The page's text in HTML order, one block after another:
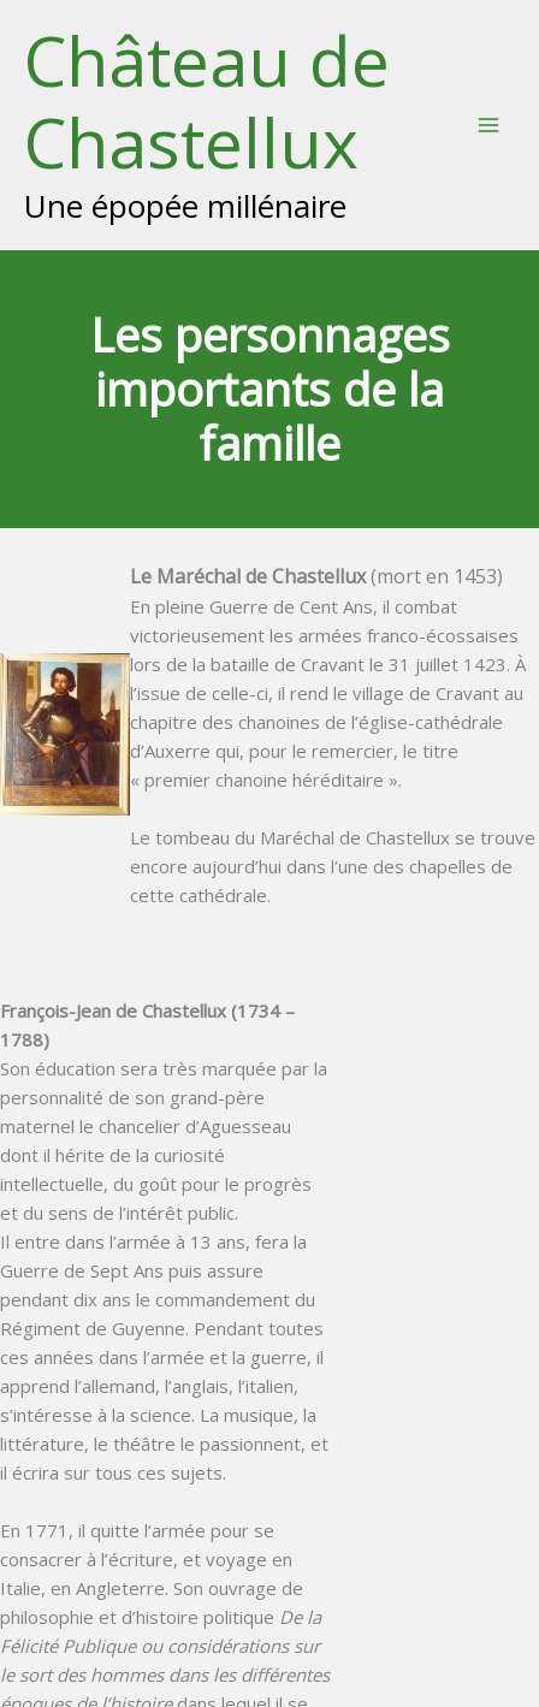
contenu
Château de
Chastellux
Une épopée millénaire
Les personnages
importants de la
famille
Le Maréchal de Chastellux(mort en 1453)
En pleine Guerre de Cent Ans, il combat
victorieusement les armées franco-écossaises
lors de la bataille de Cravant le 31 juillet 1423. À
l’issue de celle-ci, il rend le village de Cravant au
chapitre des chanoines de l’église-cathédrale
d’Auxerre qui, pour le remercier, le titre
« premier chanoine héréditaire ».
Le tombeau du Maréchal de Chastellux se trouve
encore aujourd’hui dans l’une des chapelles de
cette cathédrale.
François-Jean de Chastellux (1734 –
1788)
Son éducation sera très marquée par la
personnalité de son grand-père
maternel le chancelier d’Aguesseau
dont il hérite de la curiosité
intellectuelle, du goût pour le progrès
et du sens de l’intérêt public.
Il entre dans l’armée à 13 ans, fera la
Guerre de Sept Ans puis assure
pendant dix ans le commandement du
Régiment de Guyenne. Pendant toutes
ces années dans l’armée et la guerre, il
apprend l’allemand, l’anglais, l’italien,
s’intéresse à la science. La musique, la
littérature, le théâtre le passionnent, et
il écrira sur tous ces sujets.
En 1771, il quitte l’armée pour se
consacrer à l’écriture, et voyage en
Italie, en Angleterre. Son ouvrage de
philosophie et d’histoire politique De la
Félicité Publique ou considérations sur
le sort des hommes dans les différentes